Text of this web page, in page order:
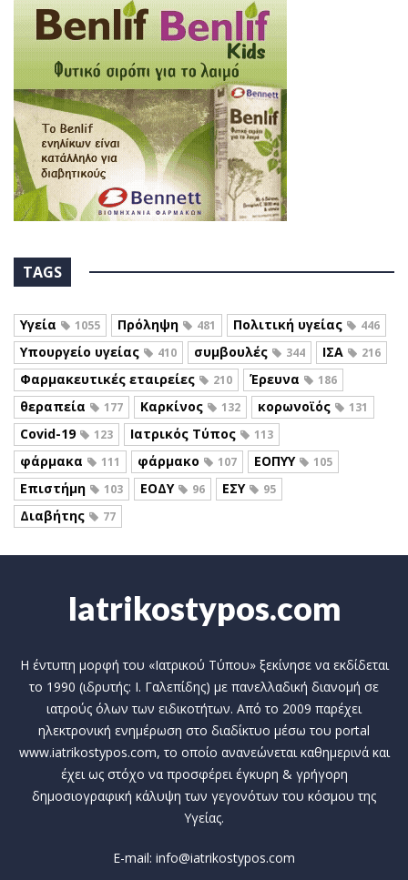
TAGS
Υγεία 1055 Πρόληψη 481 Πολιτική υγείας 446
Υπουργείο υγείας 410 συμβουλές 344 ΙΣΑ 216
Φαρμακευτικές εταιρείες 210 Έρευνα 186
θεραπεία 177 Καρκίνος 132 κορωνοϊός 131
Covid-19 123 Ιατρικός Τύπος 113
φάρμακα 111 φάρμακο 107 ΕΟΠΥΥ 105
Επιστήμη 103 ΕΟΔΥ 96 ΕΣΥ 95
Διαβήτης 77
Iatrikostypos.com
Η έντυπη μορφή του «Ιατρικού Τύπου» ξεκίνησε να εκδίδεται
το 1990 (ιδρυτής: Ι. Γαλεπίδης) με πανελλαδική διανομή σε
ιατρούς όλων των ειδικοτήτων. Από το 2009 παρέχει
ηλεκτρονική ενημέρωση στο διαδίκτυο μέσω του portal
www.iatrikostypos.com, το οποίο ανανεώνεται καθημερινά και
έχει ως στόχο να προσφέρει έγκυρη & γρήγορη
δημοσιογραφική κάλυψη των γεγονότων του κόσμου της
Υγείας.
E-mail: info@iatrikostypos.com